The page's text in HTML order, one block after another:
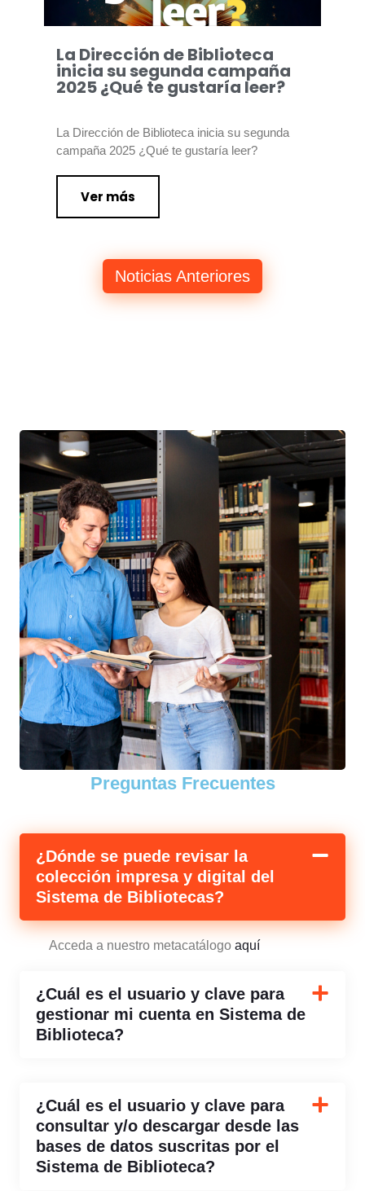
La Dirección de Biblioteca
inicia su segunda campaña
2025 ¿Qué te gustaría leer?
La Dirección de Biblioteca inicia su segunda
campaña 2025 ¿Qué te gustaría leer?
Ver más
Noticias Anteriores
Preguntas Frecuentes
¿Dónde se puede revisar la
colección impresa y digital del
Sistema de Bibliotecas?
Acceda a nuestro metacatálogo aquí
¿Cuál es el usuario y clave para
gestionar mi cuenta en Sistema de
Biblioteca?
¿Cuál es el usuario y clave para
consultar y/o descargar desde las
bases de datos suscritas por el
Sistema de Biblioteca?